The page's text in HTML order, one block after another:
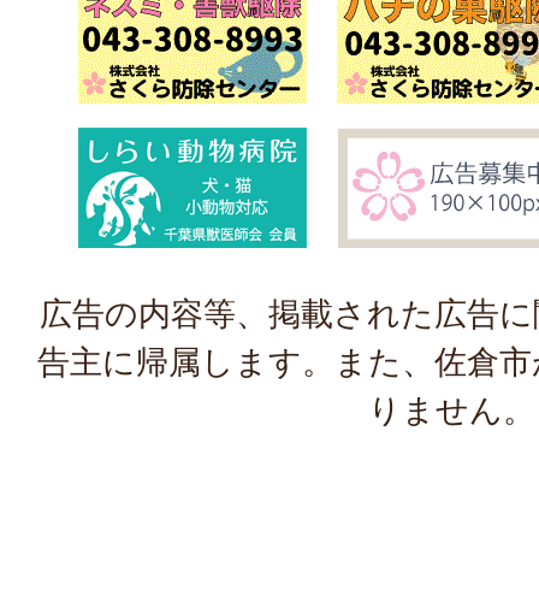
広告の内容等、掲載された広告
告主に帰属します。また、佐倉
りません。